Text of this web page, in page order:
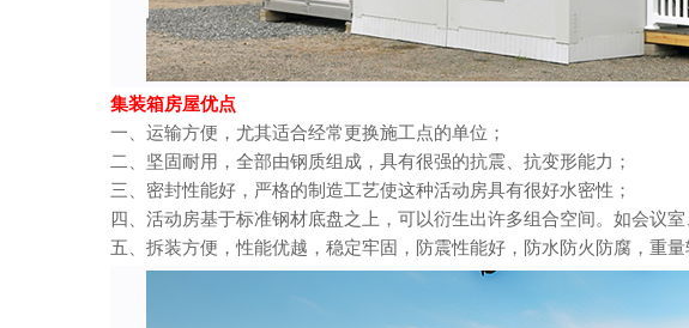
集装箱房屋优点
一、运输方便，尤其适合经常更换施工点的单位；
二、坚固耐用，全部由钢质组成，具有很强的抗震、抗变形能力；
三、密封性能好，严格的制造工艺使这种活动房具有很好水密性；
四、活动房基于标准钢材底盘之上，可以衍生出许多组合空间。如会议
五、拆装方便，性能优越，稳定牢固，防震性能好，防水防火防腐，重